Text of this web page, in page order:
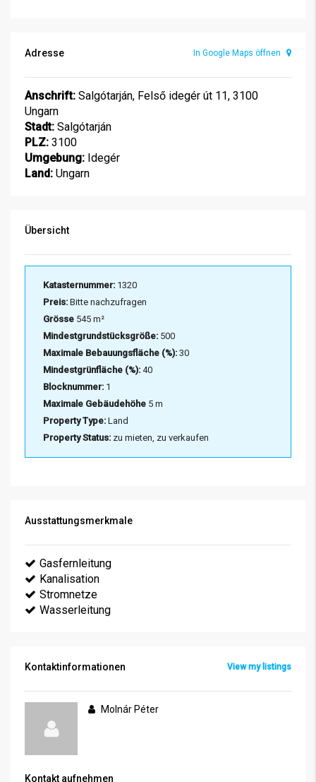
Adresse In Google Maps öffnen
Anschrift: Salgótarján, Felső idegér út 11, 3100
Ungarn
Stadt: Salgótarján
PLZ: 3100
Umgebung: Idegér
Land: Ungarn
Übersicht
Katasternummer: 1320
Preis: Bitte nachzufragen
Grösse 545 m²
Mindestgrundstücksgröße: 500
Maximale Bebauungsfläche (%): 30
Mindestgrünfläche (%): 40
Blocknummer: 1
Maximale Gebäudehöhe 5 m
Property Type: Land
Property Status: zu mieten, zu verkaufen
Ausstattungsmerkmale
Gasfernleitung
Kanalisation
Stromnetze
Wasserleitung
Kontaktinformationen View my listings
Molnár Péter
Kontakt aufnehmen